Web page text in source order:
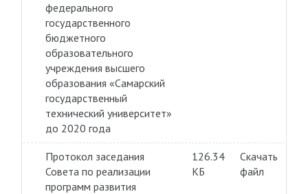
федерального
государственного
бюджетного
образовательного
учреждения высшего
образования «Самарский
государственный
технический университет»
до 2020 года
Протокол заседания
Совета по реализации
программ развития
126.34
КБ
Скачать
файл